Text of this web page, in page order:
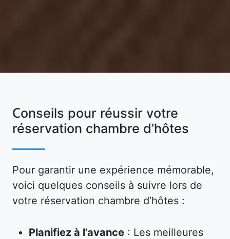
Conseils pour réussir votre
réservation chambre d’hôtes
Pour garantir une expérience mémorable,
voici quelques conseils à suivre lors de
votre réservation chambre d’hôtes :
Planifiez à l’avance : Les meilleures